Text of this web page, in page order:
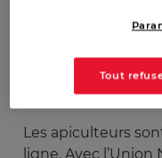
Des acteurs
opposés...
Les apiculteurs
ligne. Avec
Tout